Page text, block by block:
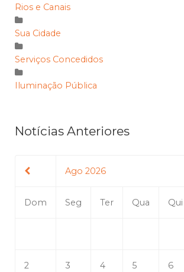
Rios e Canais
Sua Cidade
Serviços Concedidos
Iluminação Pública
Notícias Anteriores
Ago 2026
Dom Seg Ter Qua Qui
2 3 4 5 6